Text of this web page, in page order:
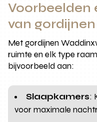
Voorbeelden
van
Met gordijnen
ruimte en elk type
bijvoorbeeld aan:
Slaapkamers:
voor maximale